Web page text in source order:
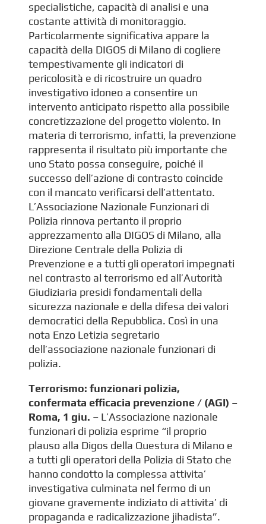
specialistiche, capacità di analisi e una
costante attività di monitoraggio.
Particolarmente significativa appare la
capacità della DIGOS di Milano di cogliere
tempestivamente gli indicatori di
pericolosità e di ricostruire un quadro
investigativo idoneo a consentire un
intervento anticipato rispetto alla possibile
concretizzazione del progetto violento. In
materia di terrorismo, infatti, la prevenzione
rappresenta il risultato più importante che
uno Stato possa conseguire, poiché il
successo dell’azione di contrasto coincide
con il mancato verificarsi dell’attentato.
L’Associazione Nazionale Funzionari di
Polizia rinnova pertanto il proprio
apprezzamento alla DIGOS di Milano, alla
Direzione Centrale della Polizia di
Prevenzione e a tutti gli operatori impegnati
nel contrasto al terrorismo ed all’Autorità
Giudiziaria presidi fondamentali della
sicurezza nazionale e della difesa dei valori
democratici della Repubblica. Così in una
nota Enzo Letizia segretario
dell’associazione nazionale funzionari di
polizia.
Terrorismo: funzionari polizia,
confermata efficacia prevenzione / (AGI) –
Roma, 1 giu. – L’Associazione nazionale
funzionari di polizia esprime “il proprio
plauso alla Digos della Questura di Milano e
a tutti gli operatori della Polizia di Stato che
hanno condotto la complessa attivita’
investigativa culminata nel fermo di un
giovane gravemente indiziato di attivita’ di
propaganda e radicalizzazione jihadista”.